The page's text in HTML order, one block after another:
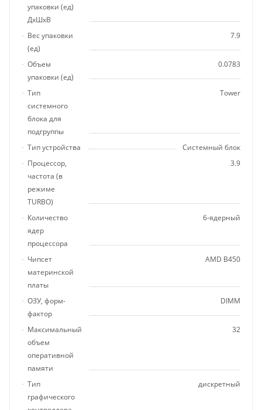
упаковки (ед)
ДхШхВ
Вес упаковки
(ед)
7.9
Объем
упаковки (ед)
0.0783
Тип
системного
блока для
подгруппы
Tower
Тип устройства
Системный блок
Процессор,
частота (в
режиме
TURBO)
3.9
Количество
ядер
процессора
6-ядерный
Чипсет
материнской
платы
AMD B450
ОЗУ, форм-
фактор
DIMM
Максимальный
объем
оперативной
памяти
32
Тип
графического
дискретный